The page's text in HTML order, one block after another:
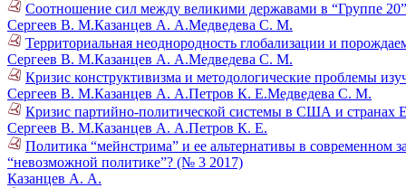
Соотношение сил между великими державами в “Группе
Сергеев В. М.Казанцев А. А.Медведева С. М.
Территориальная неоднородность глобализации и
Сергеев В. М.Казанцев А. А.Медведева С. М.
Кризис конструктивизма и методологические проблемы
Сергеев В. М.Казанцев А. А.Петров К. Е.Медведева С. М.
Кризис партийно-политической системы в США и странах
Сергеев В. М.Казанцев А. А.Петров К. Е.
Политика “мейнстрима” и ее альтернативы в современном
“невозможной политике”? (№ 3 2017)
Казанцев А. А.